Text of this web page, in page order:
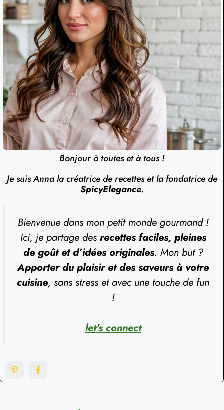
Bonjour à toutes et à tous !
Je suis Anna la créatrice de recettes et la fondatrice de
SpicyElegance.
Bienvenue dans mon petit monde gourmand !
Ici, je partage des recettes faciles, pleines
de goût et d’idées originales. Mon but ?
Apporter du plaisir et des saveurs à votre
cuisine, sans stress et avec une touche de fun
!
let's connect